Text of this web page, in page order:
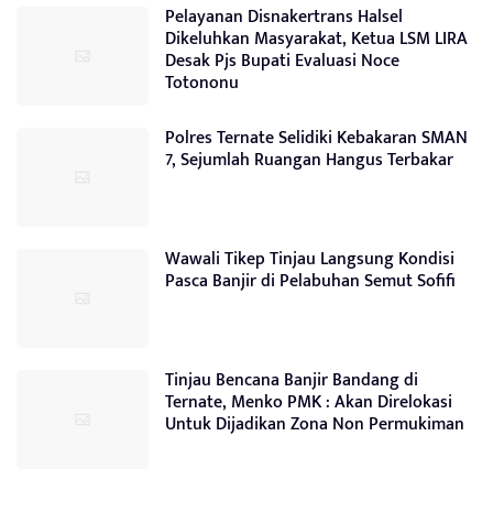
Pelayanan Disnakertrans Halsel
Dikeluhkan Masyarakat, Ketua LSM LIRA
Desak Pjs Bupati Evaluasi Noce
Totononu
Polres Ternate Selidiki Kebakaran SMAN
7, Sejumlah Ruangan Hangus Terbakar
Wawali Tikep Tinjau Langsung Kondisi
Pasca Banjir di Pelabuhan Semut Sofifi
Tinjau Bencana Banjir Bandang di
Ternate, Menko PMK : Akan Direlokasi
Untuk Dijadikan Zona Non Permukiman